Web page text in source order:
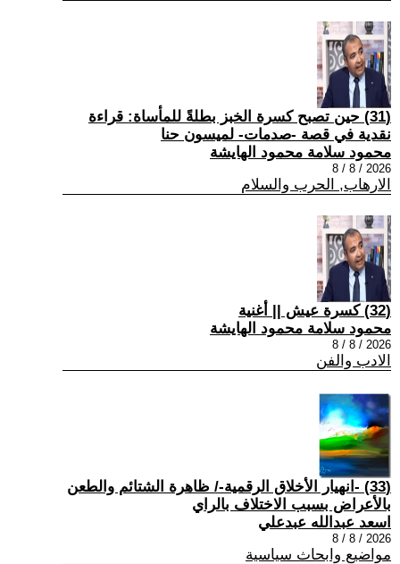
(31) حين تصبح كسرة الخبز بطلةً للمأساة: قراءة
نقدية في قصة -صدمات- لميسون حنا
محمود سلامة محمود الهايشة
2026 / 8 / 8
الارهاب, الحرب والسلام
(32) كسرة عيش || أغنية
محمود سلامة محمود الهايشة
2026 / 8 / 8
الادب والفن
(33) -انهيار الأخلاق الرقمية-/ ظاهرة الشتائم والطعن
بالأعراض بسبب الاختلاف بالراي
اسعد عبدالله عبدعلي
2026 / 8 / 8
مواضيع وابحاث سياسية